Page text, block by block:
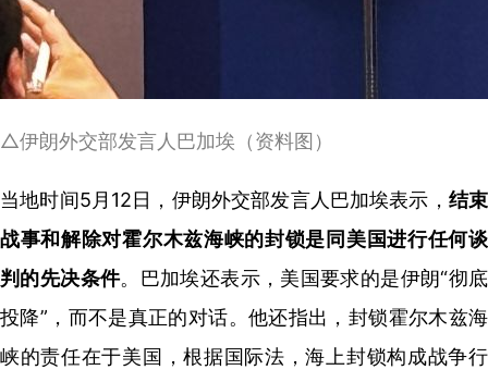
△伊朗外交部发言人巴加埃（资料图）
当地时间5月12日，伊朗外交部发言人巴加埃表示， 结束
战事和解除对霍尔木兹海峡的封锁是同美国进行任何谈
判的先决条件。巴加埃还表示，美国要求的是伊朗“彻底
投降”，而不是真正的对话。他还指出，封锁霍尔木兹海
峡的责任在于美国，根据国际法，海上封锁构成战争行